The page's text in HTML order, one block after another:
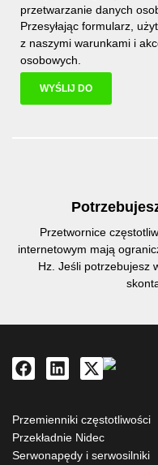
przetwarzanie danych
Przesyłając formularz,
z naszymi warunkami i
osobowych
WYŚLIJ DO
Przetwornice
internetowym mają
Hz. Jeśli potrzebujesz
Przemienniki częstotliwości
Przekładnie Nidec
Serwonapędy i serwosilniki